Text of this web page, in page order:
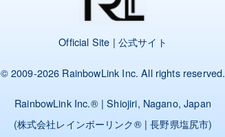
Official Site | 公式サイト
© 2009-2026 RainbowLink Inc. All rights reserved.
RainbowLink Inc.® | Shiojiri, Nagano, Japan
(株式会社レインボーリンク® | 長野県塩尻市)